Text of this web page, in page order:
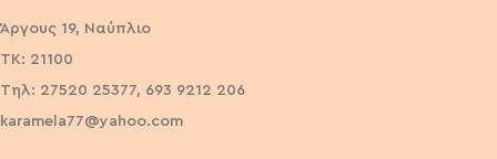
Άργους 19, Ναύπλιο
ΤΚ: 21100
Τηλ: 27520 25377, 693 9212 206
karamela77@yahoo.com